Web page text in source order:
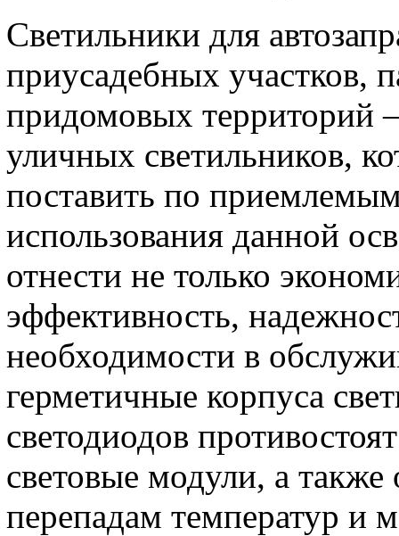
Светильники для
приусадебных участков,
придомовых территорий
уличных светильников,
поставить по
использования данной
отнести не только
эффективность,
необходимости в
герметичные корпуса
светодиодов
световые модули, а
перепадам температур и